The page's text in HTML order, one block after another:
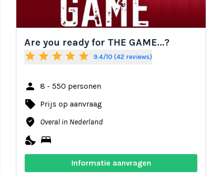
Are you ready for THE GAME...?
star star star star star 9.4/10 (42 reviews)
person 8 - 550 personen
local_offer Prijs op aanvraag
where_to_vote Overal in Nederland
nights_stay bed
Informatie aanvragen